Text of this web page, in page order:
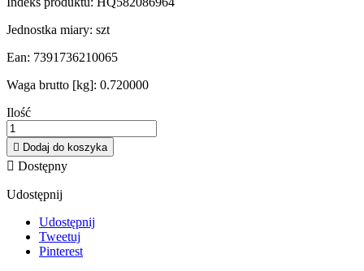
Jednostka miary: szt
Ean: 7391736210065
Waga brutto [kg]: 0.720000
Ilość
 Dodaj do koszyka
 Dostępny
Udostępnij
Udostępnij
Tweetuj
Pinterest